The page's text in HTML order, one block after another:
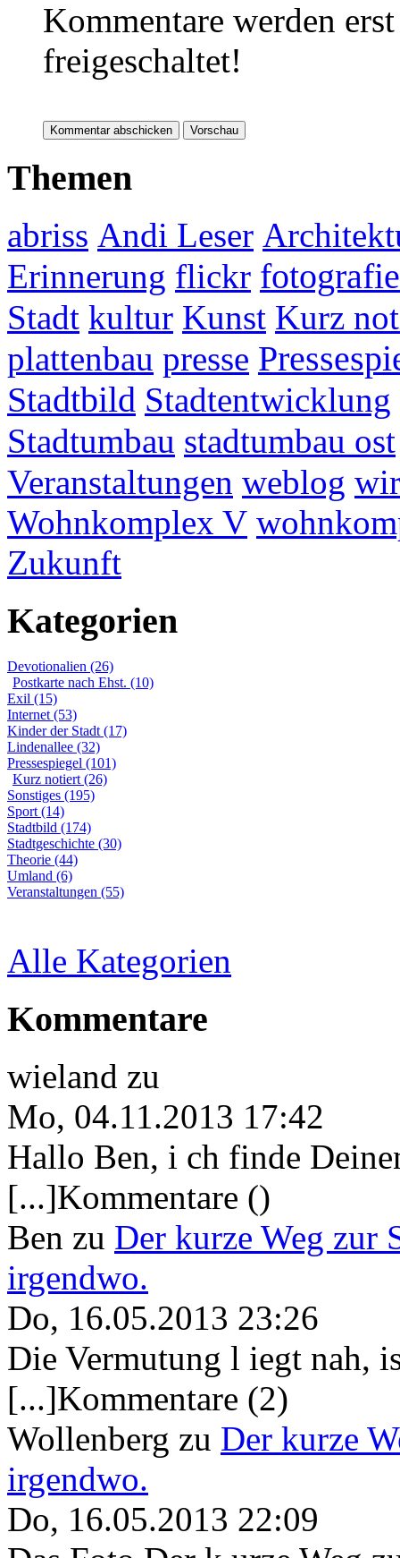
Kommentare werden
freigeschaltet!
Themen
abriss Andi Leser
Erinnerung flickr fotografie
Stadt kultur Kunst Kurz
plattenbau presse
Stadtbild Stadtentwicklung
Stadtumbau stadtumbau ost
Veranstaltungen weblog
Wohnkomplex V
Zukunft
Kategorien
Devotionalien (26)
Postkarte nach Ehst. (10)
Exil (15)
Internet (53)
Kinder der Stadt (17)
Lindenallee (32)
Pressespiegel (101)
Kurz notiert (26)
Sonstiges (195)
Sport (14)
Stadtbild (174)
Stadtgeschichte (30)
Theorie (44)
Umland (6)
Veranstaltungen (55)
Alle Kategorien
Kommentare
wieland zu
Mo, 04.11.2013 17:42
Hallo Ben, i ch finde
[...]Kommentare ()
Ben zu Der kurze Weg zur
irgendwo.
Do, 16.05.2013 23:26
Die Vermutung l iegt nah,
[...]Kommentare (2)
Wollenberg zu Der kurze
irgendwo.
Do, 16.05.2013 22:09